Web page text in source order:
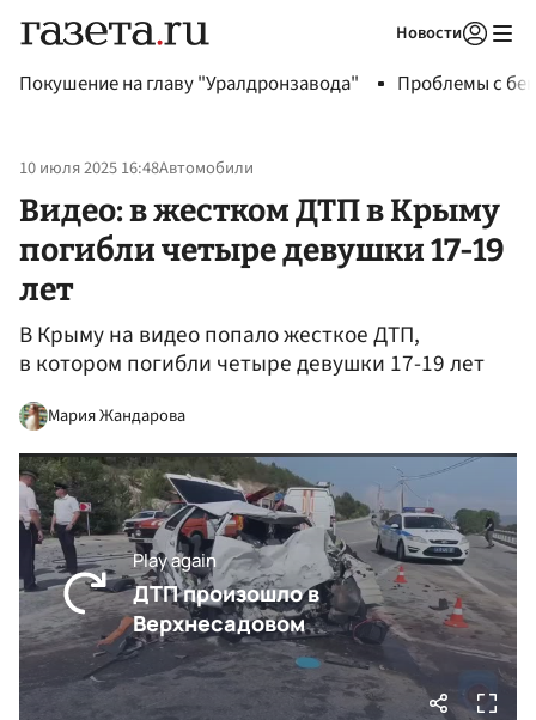
Новости
Покушение на главу "Уралдронзавода" Проблемы с
10 июля 2025 16:48Автомобили
Видео: в жестком ДТП в Крыму
погибли четыре девушки 17-19
лет
В Крыму на видео попало жесткое ДТП,
в котором погибли четыре девушки 17-19 лет
Мария Жандарова